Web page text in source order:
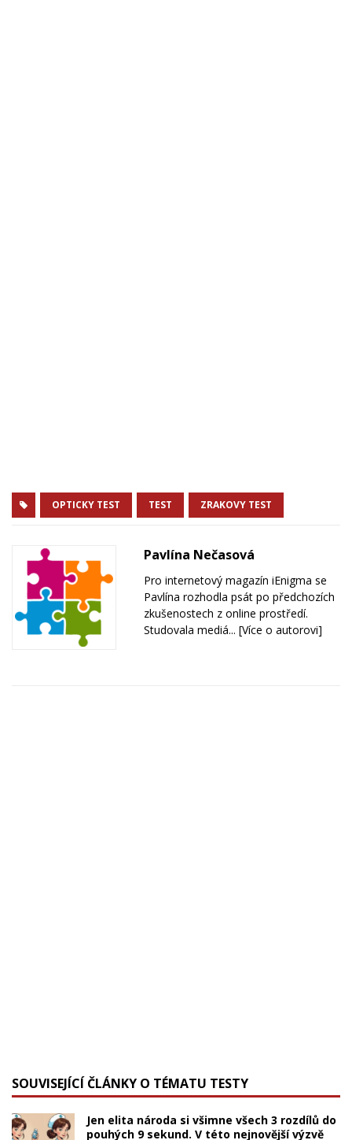
OPTICKY TEST TEST ZRAKOVY TEST
Pavlína Nečasová
Pro internetový magazín iEnigma se
Pavlína rozhodla psát po předchozích
zkušenostech z online prostředí.
Studovala mediá... [Více o autorovi]
SOUVISEJÍCÍ ČLÁNKY O TÉMATU TESTY
Jen elita národa si všimne všech 3 rozdílů do
pouhých 9 sekund. V této nejnovější výzvě